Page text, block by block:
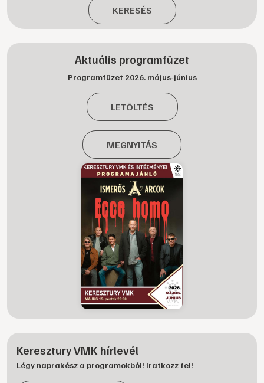
KERESÉS
Aktuális programfüzet
Programfüzet 2026. május-június
LETÖLTÉS
MEGNYITÁS
Keresztury VMK hírlevél
Légy naprakész a programokból! Iratkozz fel!